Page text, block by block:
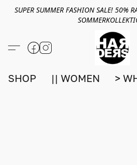
SUPER SUMMER FASHION SALE! 50%
SHOP || WOMEN >